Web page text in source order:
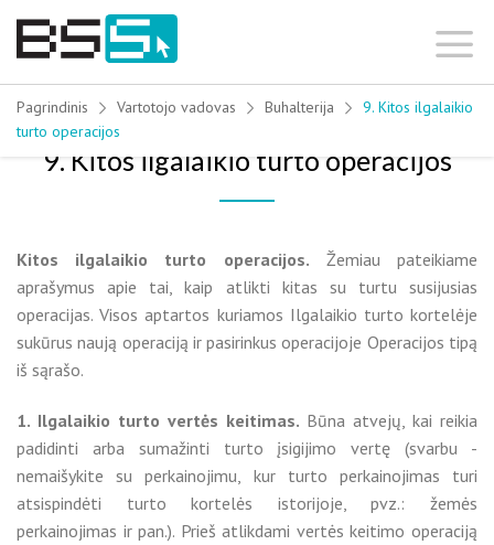
Skip
Pagrindinis Vartotojo vadovas Buhalterija
9. Kitos ilgalaikio
turto operacijos
9. Kitos ilgalaikio turto operacijos
Kitos ilgalaikio turto operacijos. Žemiau pateikiame
aprašymus apie tai, kaip atlikti kitas su turtu susijusias
operacijas. Visos aptartos kuriamos Ilgalaikio turto kortelėje
sukūrus naują operaciją ir pasirinkus operacijoje Operacijos tipą
iš sąrašo.
1. Ilgalaikio turto vertės keitimas. Būna atvejų, kai reikia
padidinti arba sumažinti turto įsigijimo vertę (svarbu -
nemaišykite su perkainojimu, kur turto perkainojimas turi
atsispindėti turto kortelės istorijoje, pvz.: žemės
perkainojimas ir pan.). Prieš atlikdami vertės keitimo operaciją